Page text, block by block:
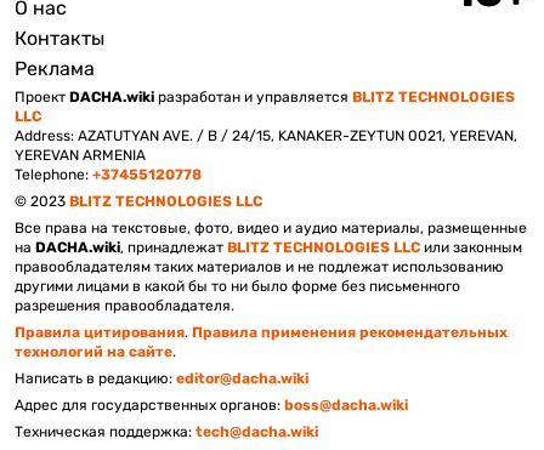
Подвал
О нас
Контакты
Реклама
Проект DACHA.wiki разработан и управляется BLITZ TECHNOLOGIES
LLC
Address: AZATUTYAN AVE. / B / 24/15, KANAKER-ZEYTUN 0021, YEREVAN,
YEREVAN ARMENIA
Telephone: +37455120778
© 2023 BLITZ TECHNOLOGIES LLC
Все права на текстовые, фото, видео и аудио материалы, размещенные
на DACHA.wiki, принадлежат BLITZ TECHNOLOGIES LLC или законным
правообладателям таких материалов и не подлежат использованию
другими лицами в какой бы то ни было форме без письменного
разрешения правообладателя.
Правила цитирования. Правила применения рекомендательных
технологий на сайте.
Написать в редакцию: editor@dacha.wiki
Адрес для государственных органов: boss@dacha.wiki
Техническая поддержка: tech@dacha.wiki